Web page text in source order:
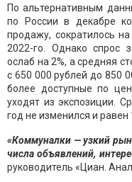
По альтернативным
по России в декабре
продажу, сократилось
2022-го. Однако спрос
ослаб на 2%, а средняя
с 650 000 рублей до 850
более доступные по
уходят из экспозиции.
год не изменился и равен
«Коммуналки — узкий
числа объявлений,
руководитель «Циан.